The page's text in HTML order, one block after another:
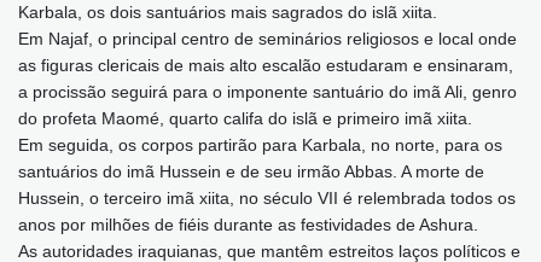
Karbala, os dois santuários mais sagrados do islã xiita.
Em Najaf, o principal centro de seminários religiosos e local onde
as figuras clericais de mais alto escalão estudaram e ensinaram,
a procissão seguirá para o imponente santuário do imã Ali, genro
do profeta Maomé, quarto califa do islã e primeiro imã xiita.
Em seguida, os corpos partirão para Karbala, no norte, para os
santuários do imã Hussein e de seu irmão Abbas. A morte de
Hussein, o terceiro imã xiita, no século VII é relembrada todos os
anos por milhões de fiéis durante as festividades de Ashura.
As autoridades iraquianas, que mantêm estreitos laços políticos e